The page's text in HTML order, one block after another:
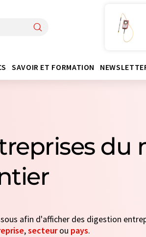
SAVOIR ET FORMATION
du
afin d'afficher des digestion
,secteurou pays.